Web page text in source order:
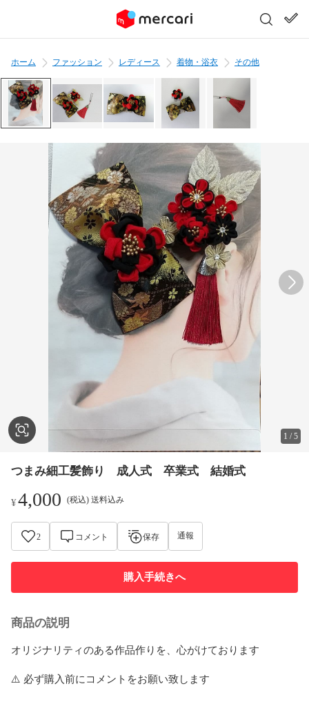
ホーム ファッション レディース 着物・浴衣 その他
1 /5
つまみ細工髪飾り 成人式 卒業式 結婚式
¥4,000 (税込) 送料込み
2 コメント 保存 通報
購入手続きへ
商品の説明
オリジナリティのある作品作りを、心がけております
⚠️ 必ず購入前にコメントをお願い致します